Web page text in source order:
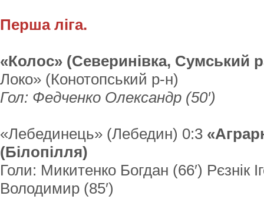
Перша ліга.
«Колос» (Северинівка, Сумський
Локо» (Конотопський р-н)
Гол: Федченко Олександр (50′)
«Лебединець» (Лебедин) 0:3
(Білопілля)
Голи: Микитенко Богдан (66′) Рєзнік
Володимир (85′)